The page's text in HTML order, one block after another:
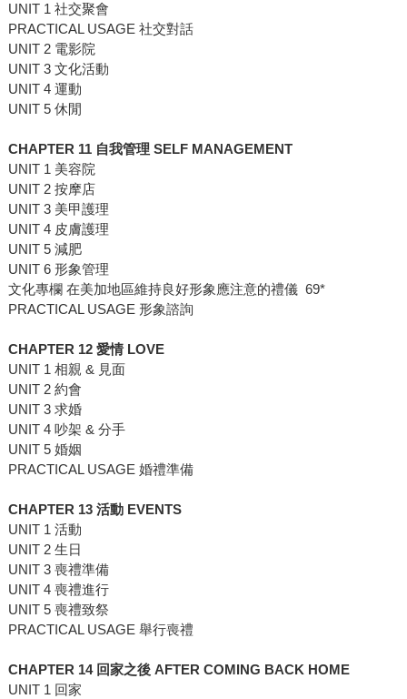
UNIT 1 社交聚會
PRACTICAL USAGE 社交對話
UNIT 2 電影院
UNIT 3 文化活動
UNIT 4 運動
UNIT 5 休閒
CHAPTER 11 自我管理 SELF MANAGEMENT
UNIT 1 美容院
UNIT 2 按摩店
UNIT 3 美甲護理
UNIT 4 皮膚護理
UNIT 5 減肥
UNIT 6 形象管理
文化專欄 在美加地區維持良好形象應注意的禮儀 69*
PRACTICAL USAGE 形象諮詢
CHAPTER 12 愛情 LOVE
UNIT 1 相親 & 見面
UNIT 2 約會
UNIT 3 求婚
UNIT 4 吵架 & 分手
UNIT 5 婚姻
PRACTICAL USAGE 婚禮準備
CHAPTER 13 活動 EVENTS
UNIT 1 活動
UNIT 2 生日
UNIT 3 喪禮準備
UNIT 4 喪禮進行
UNIT 5 喪禮致祭
PRACTICAL USAGE 舉行喪禮
CHAPTER 14 回家之後 AFTER COMING BACK HOME
UNIT 1 回家